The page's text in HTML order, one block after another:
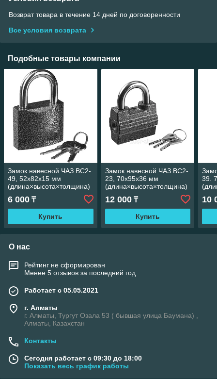
Возврат товара в течение 14 дней по договоренности
Все условия возврата
Подобные товары компании
Замок навесной ЧАЗ ВС2-
49, 52x82x15 мм
(длина×высота×толщина)
6 000 ₸
Купить
Замок навесной ЧАЗ ВС2-
23, 70x95x36 мм
(длина×высота×толщина)
12 000₸
Купить
39.
10
О нас
Рейтинг не сформирован
Менее 5 отзывов за последний год
Работает с 05.05.2021
г. Алматы
г. Алматы, Тургут Озала 53 ( бывшая улица Баумана) ,
Алматы, Казахстан
Контакты
Сегодня работает с 09:30 до 18:00
Показать весь график работы